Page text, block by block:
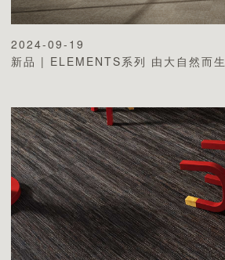
2024-09-19
新品 | ELEMENTS系列 由大自然而生